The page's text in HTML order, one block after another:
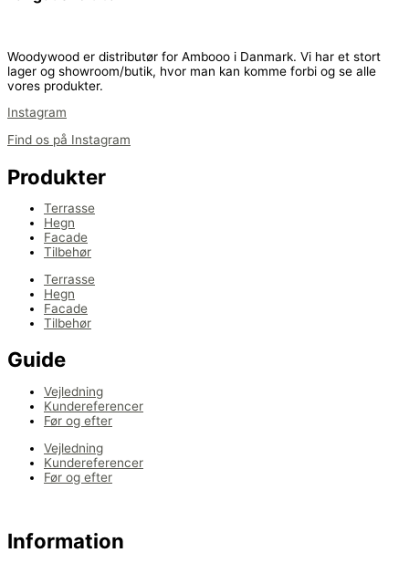
Woodywood er distributør for Ambooo i Danmark. Vi har et stort
lager og showroom/butik, hvor man kan komme forbi og se alle
vores produkter.
Instagram
Find os på Instagram
Produkter
Terrasse
Hegn
Facade
Tilbehør
Terrasse
Hegn
Facade
Tilbehør
Guide
Vejledning
Kundereferencer
Før og efter
Vejledning
Kundereferencer
Før og efter
Information